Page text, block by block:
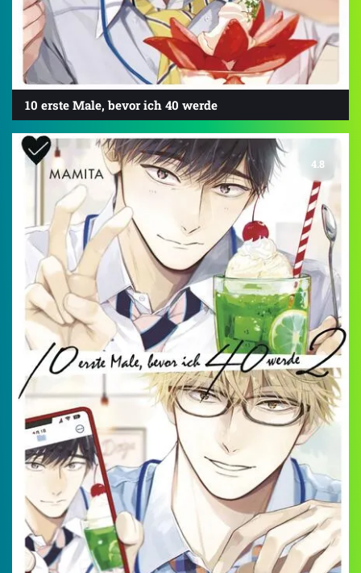
10 erste Male, bevor ich 40 werde
4.8